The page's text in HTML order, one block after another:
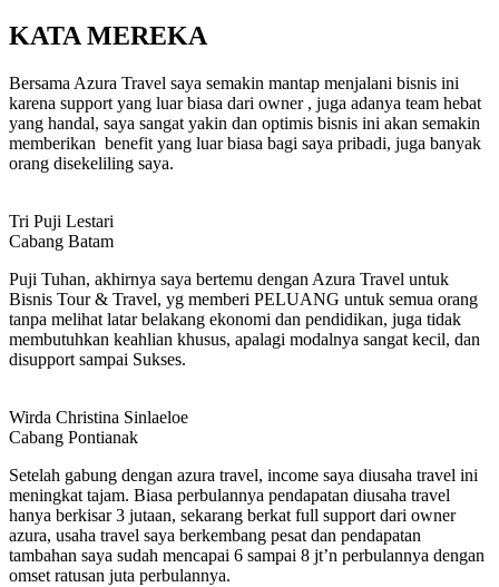
KATA MEREKA
Bersama Azura Travel saya semakin mantap menjalani bisnis ini
karena support yang luar biasa dari owner , juga adanya team hebat
yang handal, saya sangat yakin dan optimis bisnis ini akan semakin
memberikan benefit yang luar biasa bagi saya pribadi, juga banyak
orang disekeliling saya.
Tri Puji Lestari
Cabang Batam
Puji Tuhan, akhirnya saya bertemu dengan Azura Travel untuk
Bisnis Tour & Travel, yg memberi PELUANG untuk semua orang
tanpa melihat latar belakang ekonomi dan pendidikan, juga tidak
membutuhkan keahlian khusus, apalagi modalnya sangat kecil, dan
disupport sampai Sukses.
Wirda Christina Sinlaeloe
Cabang Pontianak
Setelah gabung dengan azura travel, income saya diusaha travel ini
meningkat tajam. Biasa perbulannya pendapatan diusaha travel
hanya berkisar 3 jutaan, sekarang berkat full support dari owner
azura, usaha travel saya berkembang pesat dan pendapatan
tambahan saya sudah mencapai 6 sampai 8 jt’n perbulannya dengan
omset ratusan juta perbulannya.